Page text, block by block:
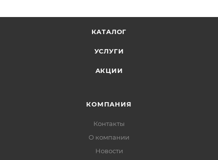
КАТАЛОГ
УСЛУГИ
АКЦИИ
КОМПАНИЯ
Контакты
О компании
Новости